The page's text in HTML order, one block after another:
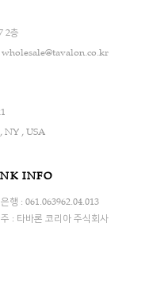
2층
wholesale@tavalon.co.kr
NY , USA
INFO
행 : 061.063962.04.013
: 타바론 코리아 주식회사